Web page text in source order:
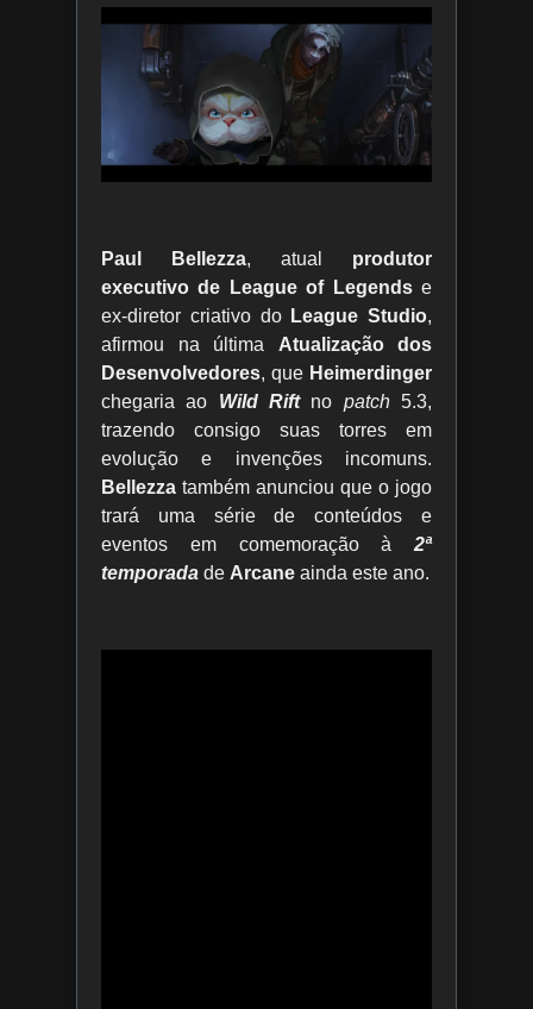
Paul Bellezza, atual produtor
executivo de League of Legendse
ex-diretor criativo do League Studio,
afirmou na última Atualização dos
Desenvolvedores, que Heimerdinger
chegaria ao Wild Rift no patch5.3,
trazendo consigo suas torres em
evolução e invenções incomuns.
Bellezza também anunciou que o jogo
trará uma série de conteúdos e
eventos em comemoração à 2ª
temporada de Arcane ainda este ano.